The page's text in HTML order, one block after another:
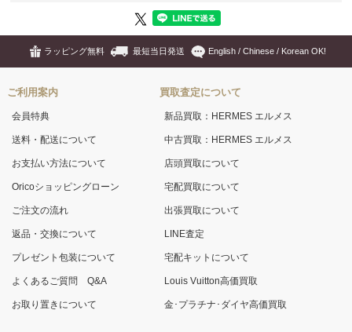
ラッピング無料 最短当日発送 English / Chinese / Korean OK!
ご利用案内
会員特典
送料・配送について
お支払い方法について
Oricoショッピングローン
ご注文の流れ
返品・交換について
プレゼント包装について
よくあるご質問 Q&A
お取り置きについて
買取査定について
新品買取：HERMES エルメス
中古買取：HERMES エルメス
店頭買取について
宅配買取について
出張買取について
LINE査定
宅配キットについて
Louis Vuitton高価買取
金･プラチナ･ダイヤ高価買取